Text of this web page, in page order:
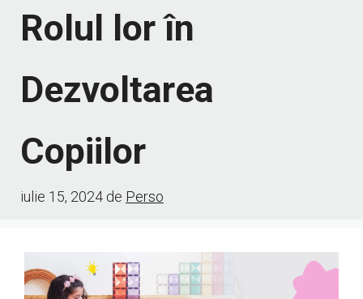
Rolul lor în
Dezvoltarea
Copiilor
iulie 15, 2024 de Perso